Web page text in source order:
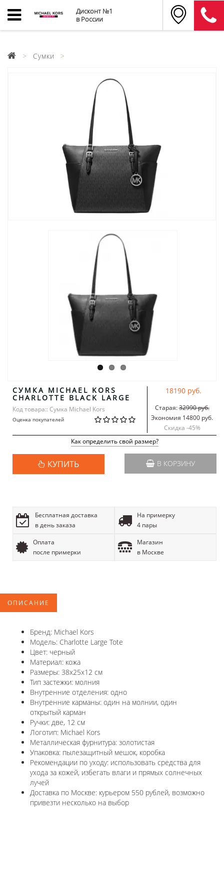
Дисконт №1
в России
Сумки
СУМКА MICHAEL KORS
CHARLOTTE BLACK LARGE
Код товара:: Сумка Michael Kors
Оценка покупателей
18190 руб.
Старая:32990 руб.
Экономия 14800 руб.
Скидка -45%
Как определить свой размер?
КУПИТЬ В КОРЗИНУ
Бесплатная доставка
в день заказа
На примерку
4 пары
Оплата
после примерки
Магазин
в Москве
ОПИСАНИЕ
Бренд: Michael Kors
Модель: Charlotte Large Tote
Цвет: черный
Материал: кожа
Размеры: 38х25х12 см
Тип застежки: молния
Внутренние отделения: одно
Внутренние карманы: один на молнии, один
открытый карман
Ручки: две, 12 см
Логотип: Michael Kors
Металлическая фурнитура: золотистая
Упаковка: пылезащитный мешок, коробка
Рекомендации по уходу: использовать средства для
ухода за кожей, избегать влаги и прямых солнечных
лучей
Доставка по Москве: курьером 550 рублей, возможно
привезти несколько на выбор